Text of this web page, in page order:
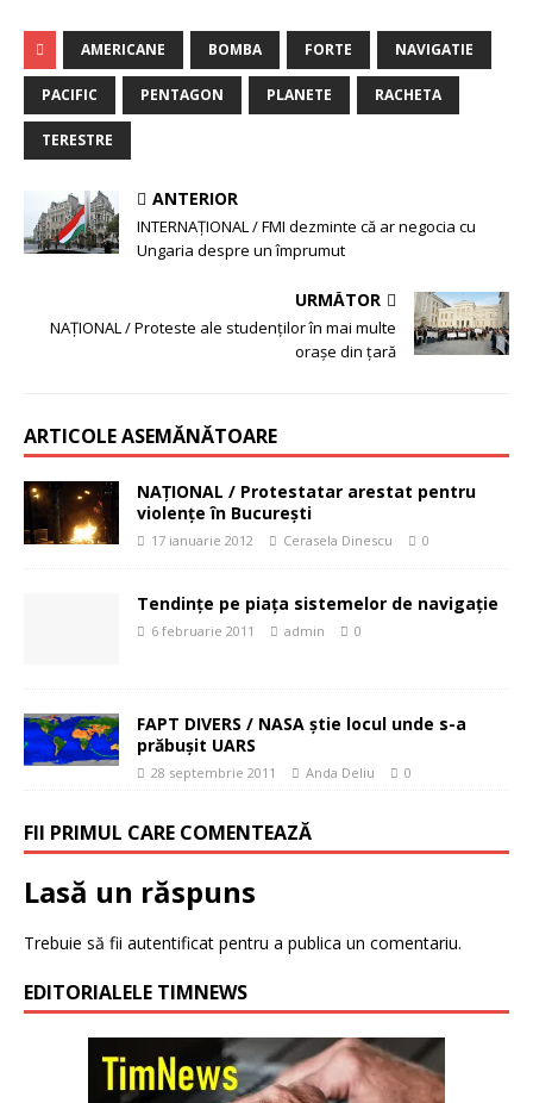
AMERICANE BOMBA FORTE NAVIGATIE
PACIFIC PENTAGON PLANETE RACHETA
TERESTRE
ANTERIOR
INTERNAŢIONAL / FMI dezminte că ar negocia cu
Ungaria despre un împrumut
URMĂTOR
NAŢIONAL / Proteste ale studenţilor în mai multe
oraşe din ţară
ARTICOLE ASEMĂNĂTOARE
NAŢIONAL / Protestatar arestat pentru
violenţe în Bucureşti
17 ianuarie 2012 Cerasela Dinescu 0
Tendinţe pe piaţa sistemelor de navigaţie
6 februarie 2011 admin 0
FAPT DIVERS / NASA știe locul unde s-a
prăbușit UARS
28 septembrie 2011 Anda Deliu 0
FII PRIMUL CARE COMENTEAZĂ
Lasă un răspuns
Trebuie să fii autentificat pentru a publica un comentariu.
EDITORIALELE TIMNEWS